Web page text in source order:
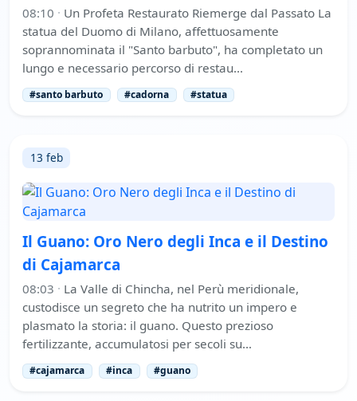
08:10 · Un Profeta Restaurato Riemerge dal Passato La
statua del Duomo di Milano, affettuosamente
soprannominata il "Santo barbuto", ha completato un
lungo e necessario percorso di restau…
#santo barbuto #cadorna #statua
13 feb
Il Guano: Oro Nero degli Inca e il Destino
di Cajamarca
08:03 · La Valle di Chincha, nel Perù meridionale,
custodisce un segreto che ha nutrito un impero e
plasmato la storia: il guano. Questo prezioso
fertilizzante, accumulatosi per secoli su…
#cajamarca #inca #guano